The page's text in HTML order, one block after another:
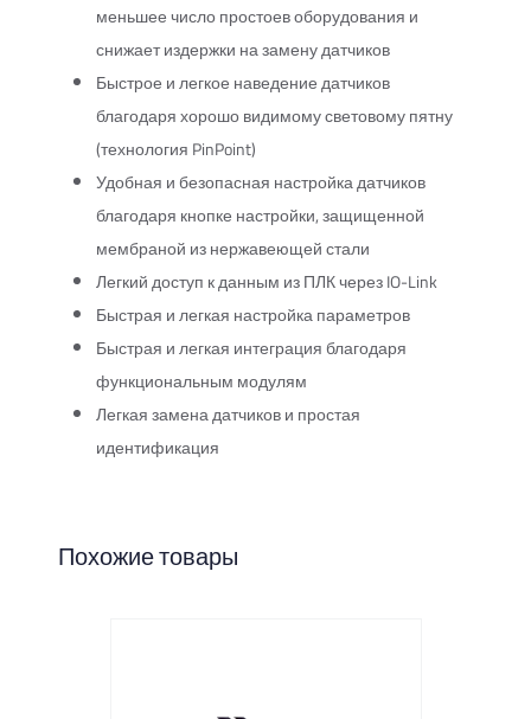
меньшее число простоев оборудования и
снижает издержки на замену датчиков
Быстрое и легкое наведение датчиков
благодаря хорошо видимому световому пятну
(технология PinPoint)
Удобная и безопасная настройка датчиков
благодаря кнопке настройки, защищенной
мембраной из нержавеющей стали
Легкий доступ к данным из ПЛК через IO-Link
Быстрая и легкая настройка параметров
Быстрая и легкая интеграция благодаря
функциональным модулям
Легкая замена датчиков и простая
идентификация
Похожие товары